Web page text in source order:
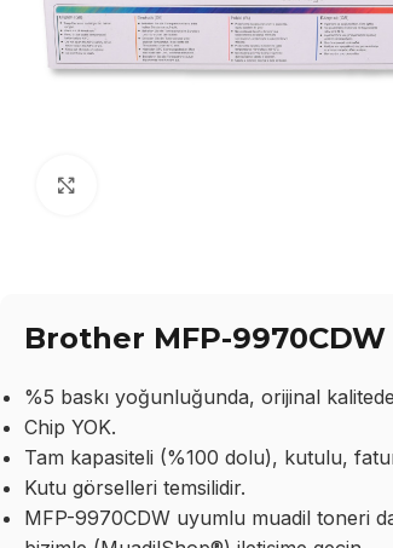
Brother MFP-
%5 baskı yoğunluğunda, orijinal
Chip YOK.
Tam kapasiteli (%100 dolu), kutulu,
Kutu görselleri temsilidir.
MFP-9970CDW uyumlu muadil toneri